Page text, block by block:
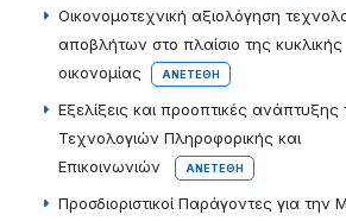
Οικονομοτεχνική αξιολόγηση
αποβλήτων στο πλαίσιο της κυκλικής
οικονομίας
ΑΝΕΤΈΘΗ
Εξελίξεις και προοπτικές ανάπτυξης
Τεχνολογιών Πληροφορικής και
Επικοινωνιών
ΑΝΕΤΈΘΗ
Προσδιοριστικοί Παράγοντες για την